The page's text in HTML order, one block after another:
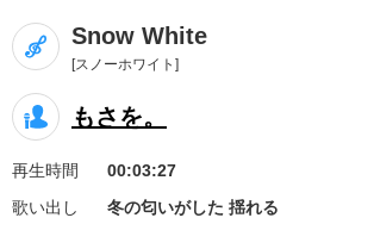
ユーザー検索
キャンペーン
お知らせ よくあるご質問
Snow White
[スノーホワイト]
もさを。
再生時間
00:03:27
歌い出し
冬の匂いがした 揺れる